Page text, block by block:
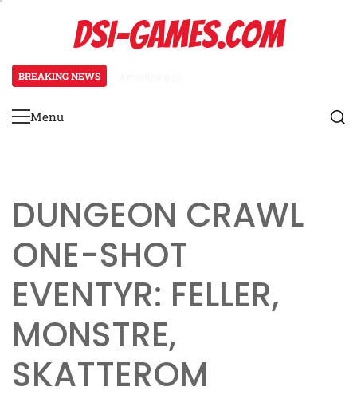
DSI-GAMES.COM
BREAKING NEWS
Primary
Menu
DUNGEON CRAWL
ONE-SHOT
EVENTYR: FELLER,
MONSTRE,
SKATTEROM